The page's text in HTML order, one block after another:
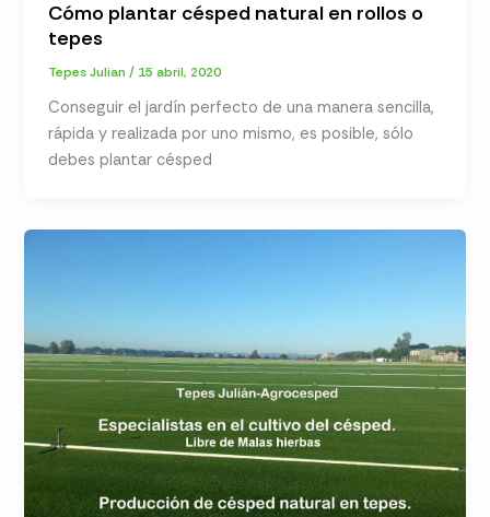
Cómo plantar césped natural en rollos o
tepes
Tepes Julian/ 15 abril, 2020
Conseguir el jardín perfecto de una manera sencilla,
rápida y realizada por uno mismo, es posible, sólo
debes plantar césped